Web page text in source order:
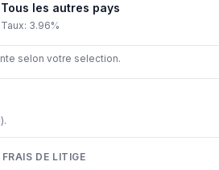
Tous les autres pays
Taux: 3.96%
selon votre selection.
FRAIS DE LITIGE